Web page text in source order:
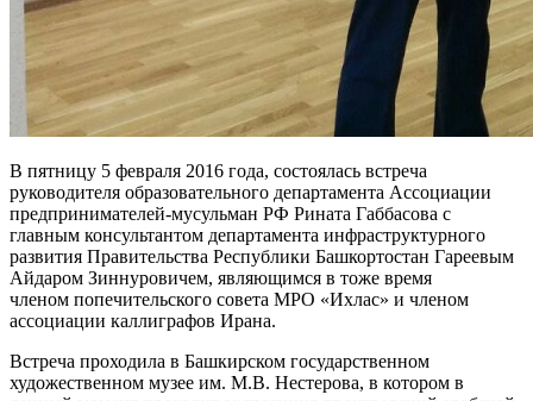
В пятницу 5 февраля 2016 года, состоялась встреча
руководителя образовательного департамента Ассоциации
предпринимателей-мусульман РФ Рината Габбасова с
главным консультантом департамента инфраструктурного
развития Правительства Республики Башкортостан Гареевым
Айдаром Зиннуровичем, являющимся в тоже время
членом попечительского совета МРО «Ихлас» и членом
ассоциации каллиграфов Ирана.
Встреча проходила в Башкирском государственном
художественном музее им. М.В. Нестерова, в котором в